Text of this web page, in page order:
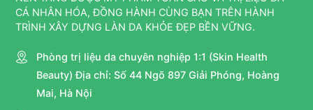
CÁ NHÂN HÓA, ĐỒNG HÀNH CÙNG BẠN TRÊN HÀNH
TRÌNH XÂY DỰNG LÀN DA KHỎE ĐẸP BỀN VỮNG.
Phòng trị liệu da chuyên nghiệp 1:1 (Skin Health
Beauty) Địa chỉ: Số 44 Ngõ 897 Giải Phóng, Hoàng
Mai, Hà Nội